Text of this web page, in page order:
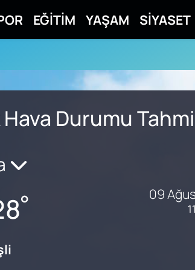
EĞİTİM YAŞAM SİYASET
Hava Durumu
° 09